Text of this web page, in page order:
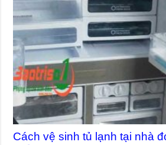
Cách vệ sinh tủ lạnh tại nhà